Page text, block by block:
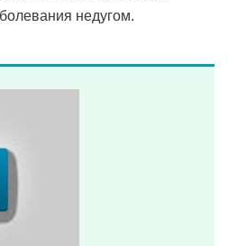
недугом.